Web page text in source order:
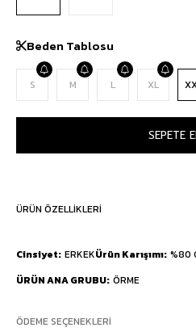
Beden Tablosu
S M L XL
ÜRÜN ÖZELLIKLERI
Cinsiyet ERKEKÜrün Karışımı %80
ÜRÜN ANA GRUBU ÖRME
ÖDEME SEÇENEKLERI